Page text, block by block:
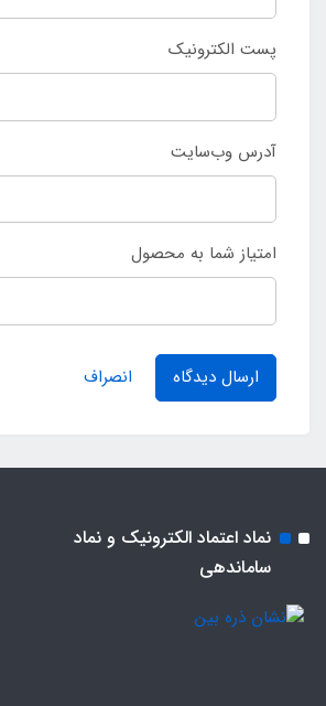
پست الکترونیک
آدرس وب‌سایت
امتیاز شما به محصول
ارسال دیدگاه انصراف
نماد اعتماد الکترونیک و نماد
ساماندهی